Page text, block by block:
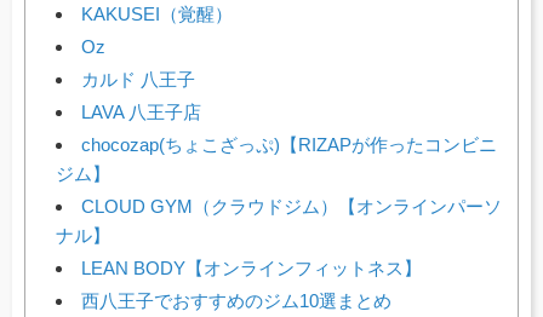
KAKUSEI（覚醒）
Oz
カルド 八王子
LAVA 八王子店
chocozap(ちょこざっぷ)【RIZAPが作ったコンビニ
ジム】
CLOUD GYM（クラウドジム）【オンラインパーソ
ナル】
LEAN BODY【オンラインフィットネス】
西八王子でおすすめのジム10選まとめ